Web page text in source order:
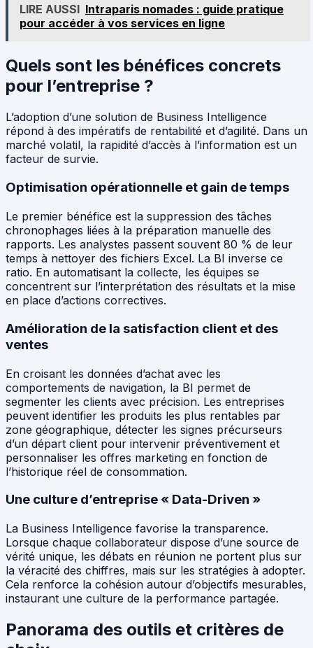
LIRE AUSSI Intraparis nomades : guide pratique
pour accéder à vos services en ligne
Quels sont les bénéfices concrets
pour l’entreprise ?
L’adoption d’une solution de Business Intelligence
répond à des impératifs de rentabilité et d’agilité. Dans un
marché volatil, la rapidité d’accès à l’information est un
facteur de survie.
Optimisation opérationnelle et gain de temps
Le premier bénéfice est la suppression des tâches
chronophages liées à la préparation manuelle des
rapports. Les analystes passent souvent 80 % de leur
temps à nettoyer des fichiers Excel. La BI inverse ce
ratio. En automatisant la collecte, les équipes se
concentrent sur l’interprétation des résultats et la mise
en place d’actions correctives.
Amélioration de la satisfaction client et des
ventes
En croisant les données d’achat avec les
comportements de navigation, la BI permet de
segmenter les clients avec précision. Les entreprises
peuvent identifier les produits les plus rentables par
zone géographique, détecter les signes précurseurs
d’un départ client pour intervenir préventivement et
personnaliser les offres marketing en fonction de
l’historique réel de consommation.
Une culture d’entreprise « Data-Driven »
La Business Intelligence favorise la transparence.
Lorsque chaque collaborateur dispose d’une source de
vérité unique, les débats en réunion ne portent plus sur
la véracité des chiffres, mais sur les stratégies à adopter.
Cela renforce la cohésion autour d’objectifs mesurables,
instaurant une culture de la performance partagée.
Panorama des outils et critères de